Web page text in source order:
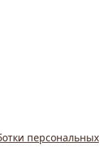
персональных